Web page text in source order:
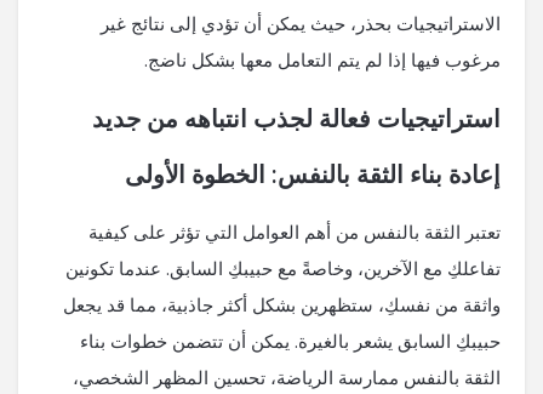
الاستراتيجيات بحذر، حيث يمكن أن تؤدي إلى نتائج غير
مرغوب فيها إذا لم يتم التعامل معها بشكل ناضج.
استراتيجيات فعالة لجذب انتباهه من جديد
إعادة بناء الثقة بالنفس: الخطوة الأولى
تعتبر الثقة بالنفس من أهم العوامل التي تؤثر على كيفية
تفاعلكِ مع الآخرين، وخاصةً مع حبيبكِ السابق. عندما تكونين
واثقة من نفسكِ، ستظهرين بشكل أكثر جاذبية، مما قد يجعل
حبيبكِ السابق يشعر بالغيرة. يمكن أن تتضمن خطوات بناء
الثقة بالنفس ممارسة الرياضة، تحسين المظهر الشخصي،